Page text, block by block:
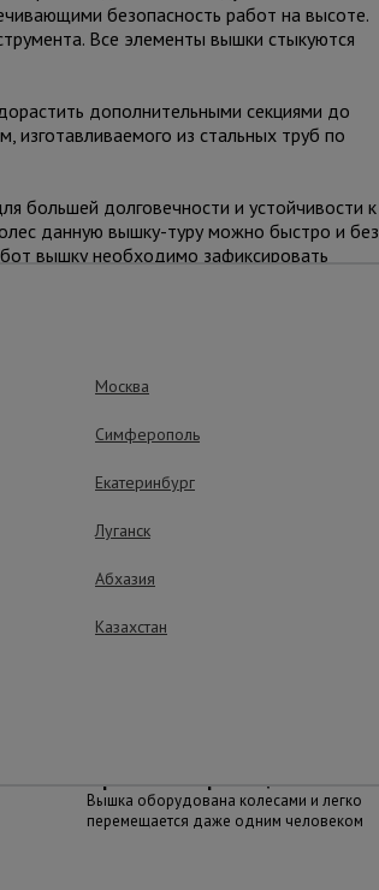
безопасность работ на высоте.
Все элементы вышки стыкуются
дополнительными секциями до
из стальных труб по
большей долговечности и устойчивости к
данную вышку-туру можно быстро и без
вышку необходимо зафиксировать
отрегулировать высоту вышки. Это
оборудованием.
работа
Вышка оборудована колесами и легко
перемещается даже одним человеком
Москва
Симферополь
Екатеринбург
Луганск
Абхазия
Казахстан